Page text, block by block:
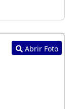
Abrir Foto